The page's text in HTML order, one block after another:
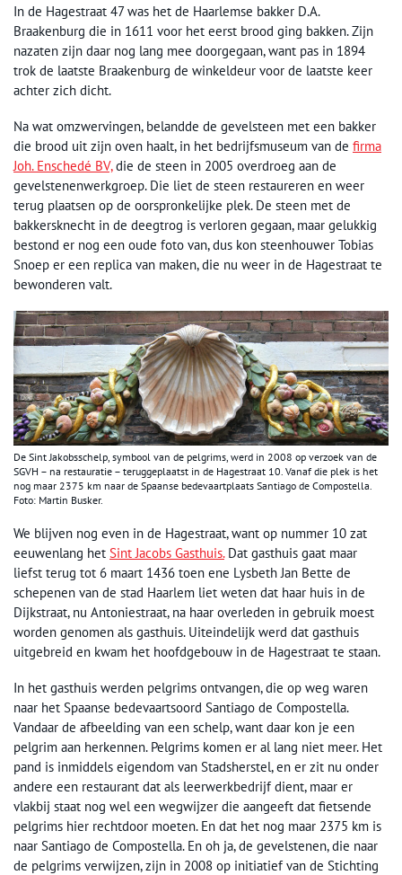
In de Hagestraat 47 was het de Haarlemse bakker D.A.
Braakenburg die in 1611 voor het eerst brood ging bakken. Zijn
nazaten zijn daar nog lang mee doorgegaan, want pas in 1894
trok de laatste Braakenburg de winkeldeur voor de laatste keer
achter zich dicht.
Na wat omzwervingen, belandde de gevelsteen met een bakker
die brood uit zijn oven haalt, in het bedrijfsmuseum van de firma
Joh. Enschedé BV,die de steen in 2005 overdroeg aan de
gevelstenenwerkgroep. Die liet de steen restaureren en weer
terug plaatsen op de oorspronkelijke plek. De steen met de
bakkersknecht in de deegtrog is verloren gegaan, maar gelukkig
bestond er nog een oude foto van, dus kon steenhouwer Tobias
Snoep er een replica van maken, die nu weer in de Hagestraat te
bewonderen valt.
De Sint Jakobsschelp, symbool van de pelgrims, werd in 2008 op verzoek van de
SGVH – na restauratie – teruggeplaatst in de Hagestraat 10. Vanaf die plek is het
nog maar 2375 km naar de Spaanse bedevaartplaats Santiago de Compostella.
Foto: Martin Busker.
We blijven nog even in de Hagestraat, want op nummer 10 zat
eeuwenlang het Sint Jacobs Gasthuis.Dat gasthuis gaat maar
liefst terug tot 6 maart 1436 toen ene Lysbeth Jan Bette de
schepenen van de stad Haarlem liet weten dat haar huis in de
Dijkstraat, nu Antoniestraat, na haar overleden in gebruik moest
worden genomen als gasthuis. Uiteindelijk werd dat gasthuis
uitgebreid en kwam het hoofdgebouw in de Hagestraat te staan.
In het gasthuis werden pelgrims ontvangen, die op weg waren
naar het Spaanse bedevaartsoord Santiago de Compostella.
Vandaar de afbeelding van een schelp, want daar kon je een
pelgrim aan herkennen. Pelgrims komen er al lang niet meer. Het
pand is inmiddels eigendom van Stadsherstel, en er zit nu onder
andere een restaurant dat als leerwerkbedrijf dient, maar er
vlakbij staat nog wel een wegwijzer die aangeeft dat fietsende
pelgrims hier rechtdoor moeten. En dat het nog maar 2375 km is
naar Santiago de Compostella. En oh ja, de gevelstenen, die naar
de pelgrims verwijzen, zijn in 2008 op initiatief van de Stichting